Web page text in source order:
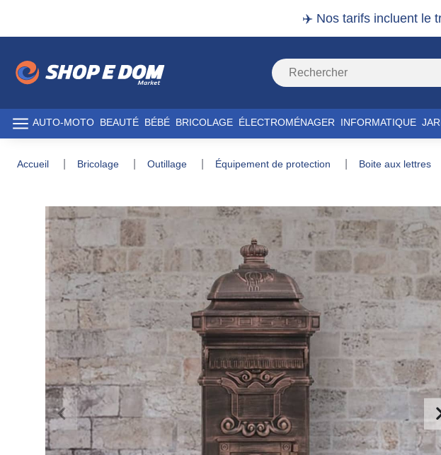
✈️ Nos tarifs incluent le
AUTO-MOTO BEAUTÉ BÉBÉ BRICOLAGE ÉLECTROMÉNAGER INFORMATIQUE
accueil bricolage outillage équipement de protection boite aux lettres